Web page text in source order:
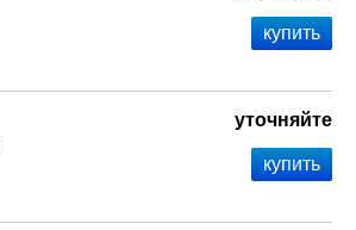
уточняйте